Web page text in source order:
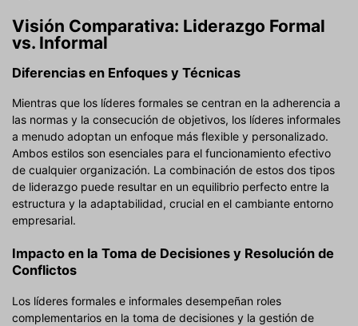
Visión Comparativa: Liderazgo Formal
vs. Informal
Diferencias en Enfoques y Técnicas
Mientras que los líderes formales se centran en la adherencia a
las normas y la consecución de objetivos, los líderes informales
a menudo adoptan un enfoque más flexible y personalizado.
Ambos estilos son esenciales para el funcionamiento efectivo
de cualquier organización. La combinación de estos dos tipos
de liderazgo puede resultar en un equilibrio perfecto entre la
estructura y la adaptabilidad, crucial en el cambiante entorno
empresarial.
Impacto en la Toma de Decisiones y Resolución de
Conflictos
Los líderes formales e informales desempeñan roles
complementarios en la toma de decisiones y la gestión de